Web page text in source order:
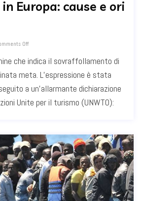
Europa: cause e ori
Off
che indica il sovraffollamento di
meta. L’espressione è stata
a un'allarmante dichiarazione
Unite per il turismo (UNWTO):